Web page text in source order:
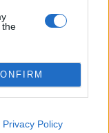
the
Privacy Policy
s tím, že údržbu
zjistila ČTK.
rozdělit
prostředí